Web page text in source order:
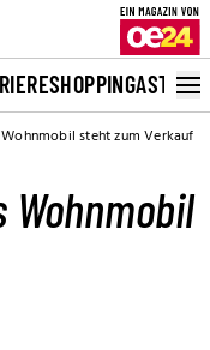
SHOPPINGASTRO
steht zum Verkauf
Wohnmobil